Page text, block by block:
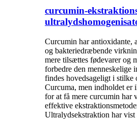
curcumin-
Curcumin har antioxidante,
og bakteriedræbende
mere tilsættes fødevarer og
forbedre den menneskelige
findes hovedsageligt i stilke
Curcuma, men indholdet er
for at få mere curcumin har
effektive
Ultralydsekstraktion har